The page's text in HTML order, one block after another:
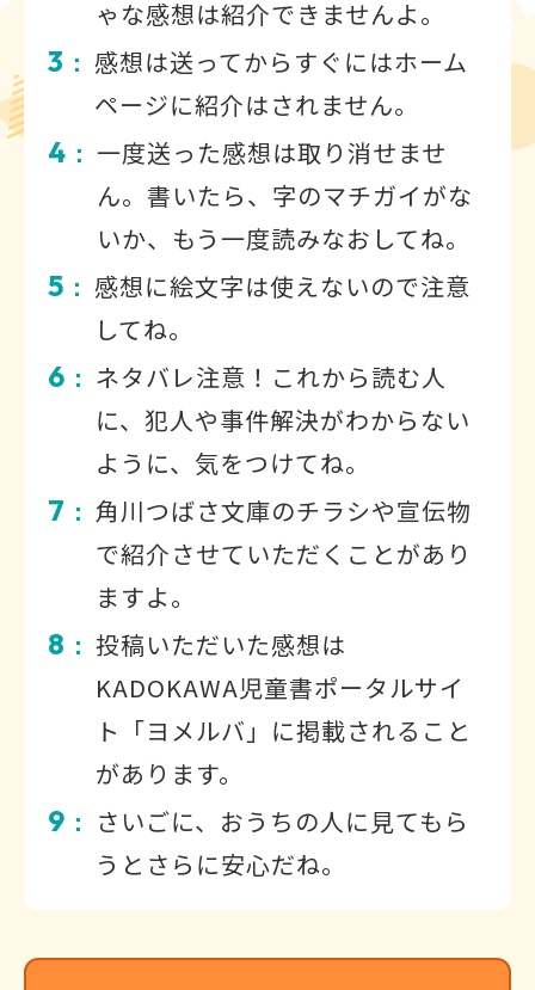
ゃな感想は紹介できませんよ。
3 ： 感想は送ってからすぐにはホーム
ページに紹介はされません。
4 ： 一度送った感想は取り消せませ
ん。書いたら、字のマチガイがな
いか、もう一度読みなおしてね。
5 ： 感想に絵文字は使えないので注意
してね。
6 ： ネタバレ注意！これから読む人
に、犯人や事件解決がわからない
ように、気をつけてね。
7 ： 角川つばさ文庫のチラシや宣伝物
で紹介させていただくことがあり
ますよ。
8 ： 投稿いただいた感想は
KADOKAWA児童書ポータルサイ
ト「ヨメルバ」に掲載されること
があります。
9 ：
さいごに、おうちの人に見てもら
うとさらに安心だね。